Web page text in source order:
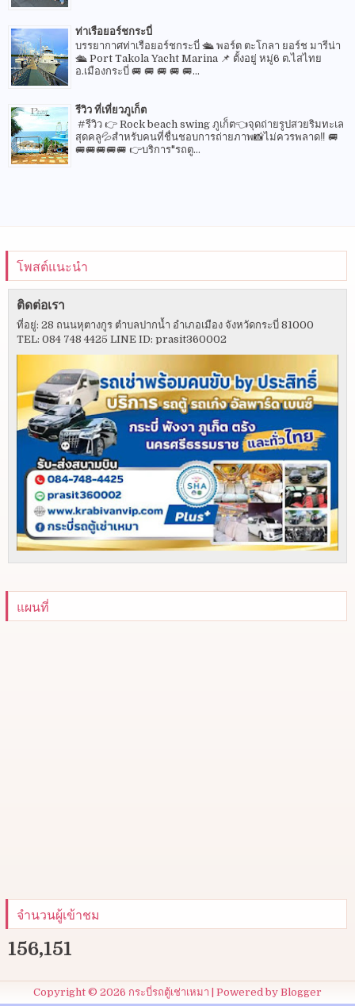
ท่าเรือยอร์ชกระบี่
บรรยากาศท่าเรือยอร์ชกระบี่ 🛳 พอร์ต ตะโกลา ยอร์ช มารีน่า
🛳 Port Takola Yacht Marina 📌 ตั้งอยู่ หมู่6 ต.ไสไทย
อ.เมืองกระบี่ 🚐 🚐 🚐 🚐 🚐...
รีวิว ที่เที่ยวภูเก็ต
#รีวิว 👉 Rock beach swing ภูเก็ต👈จุดถ่ายรูปสวยริมทะเล
สุดคลู💦สำหรับคนที่ชื่นชอบการถ่ายภาพ📸ไม่ควรพลาด‼️ 🚐
🚐🚐🚐🚐🚐 👉บริการ"รถตู...
โพสต์แนะนำ
ติดต่อเรา
ที่อยู่: 28 ถนนหุตางกูร ตำบลปากน้ำ อำเภอเมือง จังหวัดกระบี่ 81000
TEL: 084 748 4425 LINE ID: prasit360002
แผนที่
จำนวนผู้เข้าชม
156,151
Copyright © 2026 กระบี่รถตู้เช่าเหมา | Powered by Blogger